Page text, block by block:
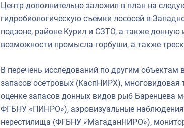
Центр дополнительно заложил в план на
гидробиологическую съемки лососей в
подзоне, районе Курил и СЗТО, а также
возможности промысла горбуши, а также
В перечень исследований по другим
запасов осетровых (КаспНИРХ), многовидовая
оценке запасов донных видов рыб Баренцева
ФГБНУ «ПИНРО»), аэровизуальные наблюдения
нерестилища (ФГБНУ «МагаданНИРО»),